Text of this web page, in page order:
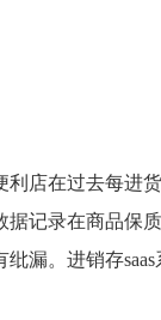
利店在过去每进
据记录在商品保
漏。进销存